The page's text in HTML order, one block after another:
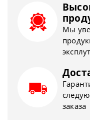
Мы
заказа